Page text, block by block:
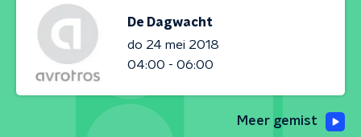
De Dagwacht
do 24 mei 2018
04:00 - 06:00
Meer gemist